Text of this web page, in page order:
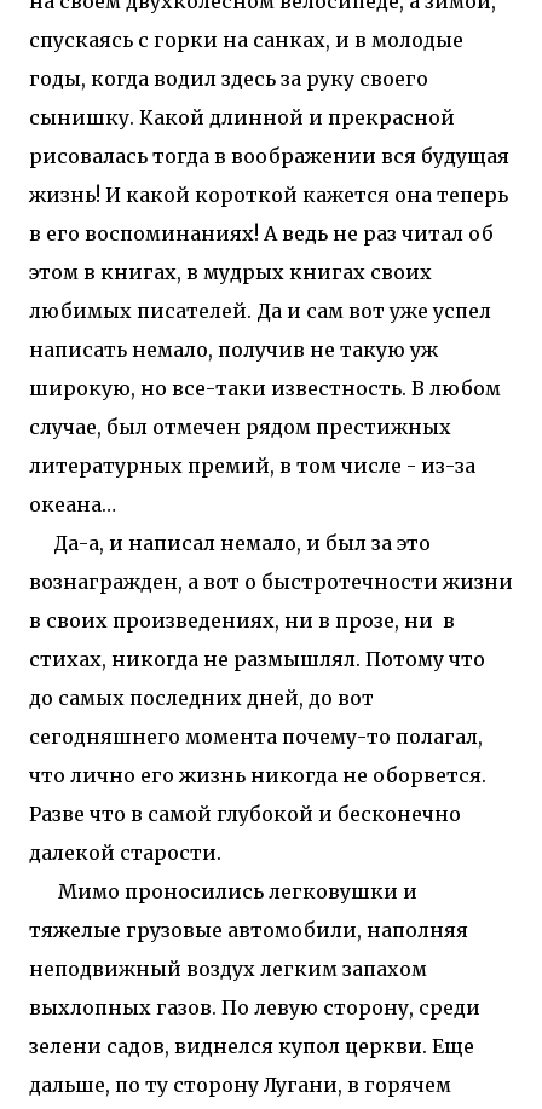
спускаясь с горки на санках, и в молодые
годы, когда водил здесь за руку своего
сынишку. Какой длинной и прекрасной
рисовалась тогда в воображении вся будущая
жизнь! И какой короткой кажется она теперь
в его воспоминаниях! А ведь не раз читал об
этом в книгах, в мудрых книгах своих
любимых писателей. Да и сам вот уже успел
написать немало, получив не такую уж
широкую, но все-таки известность. В любом
случае, был отмечен рядом престижных
литературных премий, в том числе - из-за
океана…
Да-а, и написал немало, и был за это
вознагражден, а вот о быстротечности жизни
в своих произведениях, ни в прозе, ни в
стихах, никогда не размышлял. Потому что
до самых последних дней, до вот
сегодняшнего момента почему-то полагал,
что лично его жизнь никогда не оборвется.
Разве что в самой глубокой и бесконечно
далекой старости.
Мимо проносились легковушки и
тяжелые грузовые автомобили, наполняя
неподвижный воздух легким запахом
выхлопных газов. По левую сторону, среди
зелени садов, виднелся купол церкви. Еще
дальше, по ту сторону Лугани, в горячем